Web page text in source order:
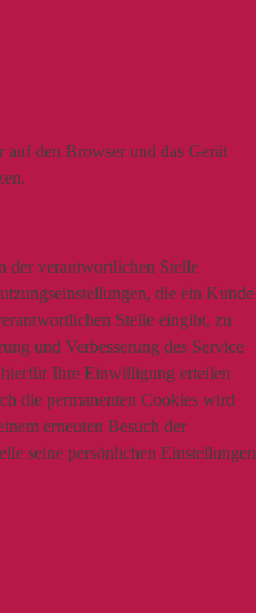
den Browser und das Gerät
der verantwortlichen Stelle
die ein Kunde
Stelle eingibt, zu
und Verbesserung des Service
Ihre Einwilligung erteilen
die permanenten Cookies wird
erneuten Besuch der
seine persönlichen Einstellungen